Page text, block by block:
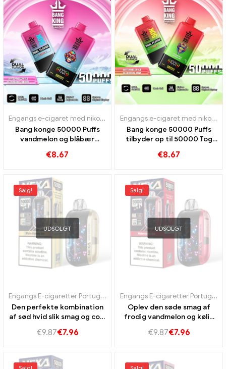
Engangs e-cigaret med nikotin Engangs e-cigaretter ,Engangs e-
Bang konge 50000 Puffs
vandmelon og blåbær
levetid
€8.67
Engangs e-cigaret med nikotin
Bang konge 50000 Puffs
tilbyder op til 50000 Tog
blåbærmynte
€8.67
Salg!
UDSOLGT
Engangs E-cigaretter Portugal Engangs e-cigaretter Sverige,
Den perfekte kombination
af sød hvid slik smag og cool
€9.87€7.96
Salg!
UDSOLGT
Engangs E-cigaretter Portugal
Oplev den søde smag af
frodig vandmelon og kølig
vape.
€9.87€7.96